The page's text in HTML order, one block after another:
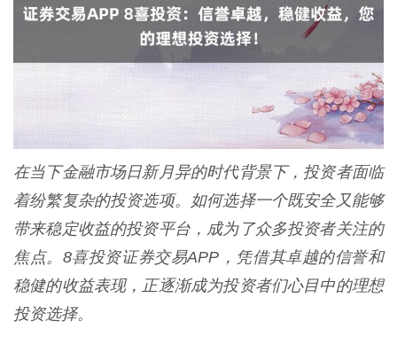
在当下金融市场日新月异的时代背景下，投资者面临
着纷繁复杂的投资选项。如何选择一个既安全又能够
带来稳定收益的投资平台，成为了众多投资者关注的
焦点。8喜投资证券交易APP，凭借其卓越的信誉和
稳健的收益表现，正逐渐成为投资者们心目中的理想
投资选择。